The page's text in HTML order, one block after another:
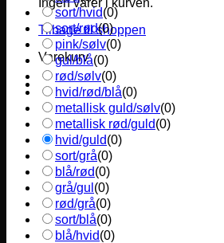
Ingen varer i kurven.
Tilbage til shoppen
Varekurv
sort/hvid(0)
sort/rød(0)
pink/sølv(0)
gul/blå(0)
rød/sølv(0)
hvid/rød/blå(0)
metallisk guld/sølv(0)
metallisk rød/guld(0)
hvid/guld(0)
sort/grå(0)
blå/rød(0)
grå/gul (0)
rød/grå(0)
sort/blå(0)
blå/hvid(0)